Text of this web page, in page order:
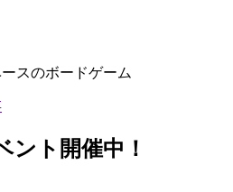
スのボードゲーム
ント開催中！